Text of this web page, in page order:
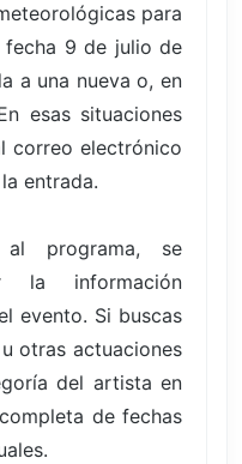
para
9 de julio de
a una nueva o, en
esas situaciones
correo electrónico
entrada.
programa, se
la información
evento. Si buscas
otras actuaciones
del artista en
de fechas